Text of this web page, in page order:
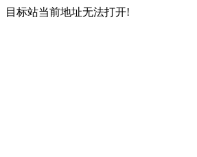
目标站当前地址无法打开!